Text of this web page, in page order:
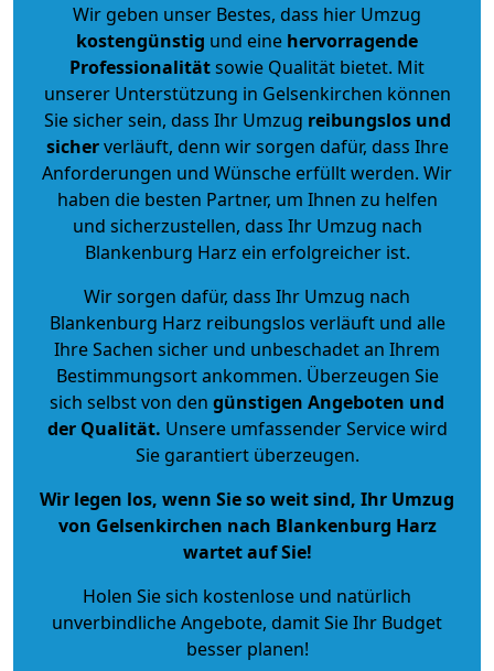
Wir geben unser Bestes, dass hier Umzug
kostengünstig und eine hervorragende
Professionalitätsowie Qualität bietet. Mit
unserer Unterstützung in Gelsenkirchen können
Sie sicher sein, dass Ihr Umzug reibungslos und
sicherverläuft, denn wir sorgen dafür, dass Ihre
Anforderungen und Wünsche erfüllt werden. Wir
haben die besten Partner, um Ihnen zu helfen
und sicherzustellen, dass Ihr Umzug nach
Blankenburg Harz ein erfolgreicher ist.
Wir sorgen dafür, dass Ihr Umzug nach
Blankenburg Harz reibungslos verläuft und alle
Ihre Sachen sicher und unbeschadet an Ihrem
Bestimmungsort ankommen. Überzeugen Sie
sich selbst von den günstigen Angeboten und
der Qualität. Unsere umfassender Service wird
Sie garantiert überzeugen.
Wir legen los, wenn Sie so weit sind, Ihr Umzug
von Gelsenkirchen nach Blankenburg Harz
wartet auf Sie!
Holen Sie sich kostenlose und natürlich
unverbindliche Angebote, damit Sie Ihr Budget
besser planen!